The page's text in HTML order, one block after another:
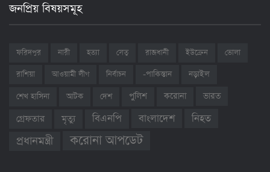
জনপ্রিয় বিষয়সমূহ
ফরিদপুর নারী হত্যা সেতু রাজধানী ইউক্রেন
ভোলা
রাশিয়া
আওয়ামী লীগ নির্বাচন -পাকিস্তান নড়াইল
শেখ হাসিনা আটক দেশ পুলিশ করোনা
ভারত
গ্রেফতার
মৃত্যু বিএনপি বাংলাদেশ নিহত
প্রধানমন্ত্রী করোনা আপডেট